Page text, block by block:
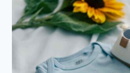
BEBÊ
QUE
VÃO
MUITO
DA
COPA